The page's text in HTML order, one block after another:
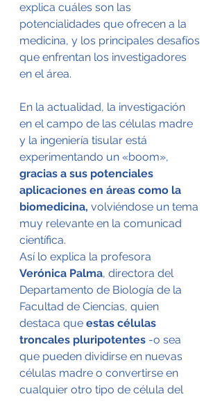
explica cuáles son las
potencialidades que ofrecen a la
medicina, y los principales desafíos
que enfrentan los investigadores
en el área.
En la actualidad, la investigación
en el campo de las células madre
y la ingeniería tisular está
experimentando un «boom»,
gracias a sus potenciales
aplicaciones en áreas como la
biomedicina, volviéndose un tema
muy relevante en la comunicad
científica.
Así lo explica la profesora
Verónica Palma, directora del
Departamento de Biología de la
Facultad de Ciencias, quien
destaca que estas células
troncales pluripotentes -o sea
que pueden dividirse en nuevas
células madre o convertirse en
cualquier otro tipo de célula del